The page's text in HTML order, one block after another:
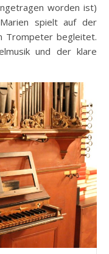
worden ist)
spielt auf der
Trompeter begleitet.
und der klare